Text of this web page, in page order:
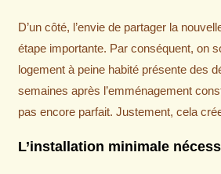
D’un côté, l’envie de partager la
étape importante. Par conséquent, on
logement à peine habité présente des
semaines après l’emménagement
pas encore parfait. Justement, cela
L’installation minimale